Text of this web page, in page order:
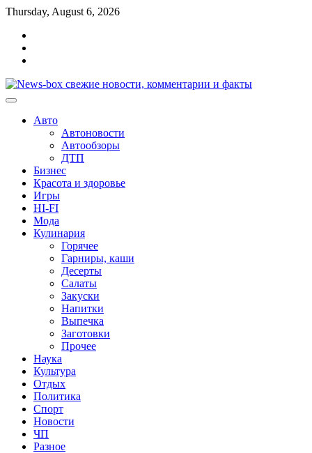
Перейти
содержимому
Thursday, August 6, 2026
Авто
Автоновости
Автообзоры
ДТП
Бизнес
Красота и здоровье
Игры
HI-FI
Мода
Кулинария
Горячее
Гарниры, каши
Десерты
Салаты
Закуски
Напитки
Выпечка
Заготовки
Прочее
Наука
Культура
Отдых
Политика
Спорт
Новости
ЧП
Разное